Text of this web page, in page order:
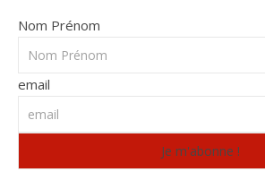
Nom Prénom
email